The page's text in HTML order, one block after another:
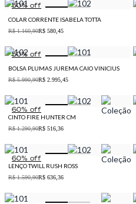
50% off
COLAR CORRENTE ISABELA TOTTA
R$ 1.160,90R$ 580,45
50% off
BOLSA PLUMAS JUREMA CAIO VINICIUS
R$ 5.990,90R$ 2.995,45
60% off
CINTO FIRE HUNTER CM
R$ 1.290,90R$ 516,36
60% off
LENÇO TWILL RUSH ROSS
R$ 1.590,90R$ 636,36